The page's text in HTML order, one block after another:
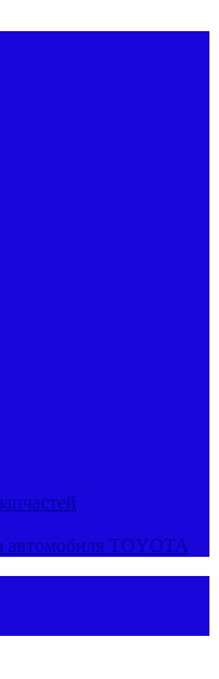
автомобиля TOYOTA